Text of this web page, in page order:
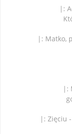
|:
|: Matko,
|:
|: Zięciu